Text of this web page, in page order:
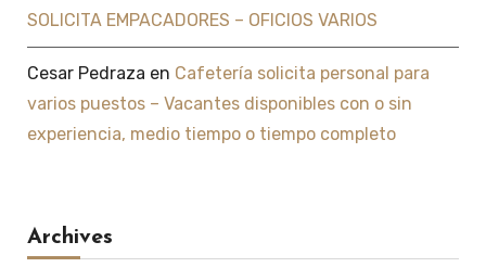
SOLICITA EMPACADORES – OFICIOS VARIOS
Cesar Pedraza en Cafetería solicita personal para
varios puestos – Vacantes disponibles con o sin
experiencia, medio tiempo o tiempo completo
Archives